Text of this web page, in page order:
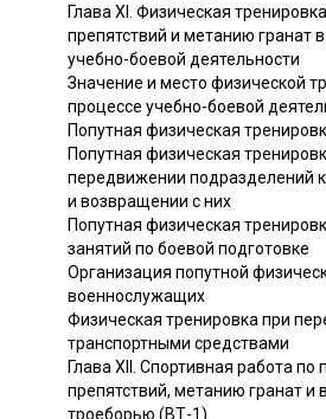
Глава XI. Физическая
препятствий и метанию гранат
учебно-боевой деятельности
Значение и место физической
процессе учебно-боевой
Попутная физическая
Попутная физическая
передвижении подразделений
и возвращении с них
Попутная физическая
занятий по боевой подготовке
Организация попутной
военнослужащих
Физическая тренировка при
транспортными средствами
Глава XII. Спортивная работа
препятствий, метанию гранат и
троеборью (ВТ-1)